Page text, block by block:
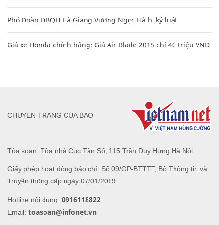
Phó Đoàn ĐBQH Hà Giang Vương Ngọc Hà bị kỷ luật
Giá xe Honda chính hãng: Giá Air Blade 2015 chỉ 40 triệu VNĐ
Tòa soạn: Tòa nhà Cục Tần Số, 115 Trần Duy Hưng Hà Nội
Giấy phép hoạt động báo chí: Số 09/GP-BTTTT, Bộ Thông tin và
Truyền thông cấp ngày 07/01/2019.
Hotline nội dung: 0916118822
Email: toasoan@infonet.vn
CHUYÊN TRANG CỦA BÁO